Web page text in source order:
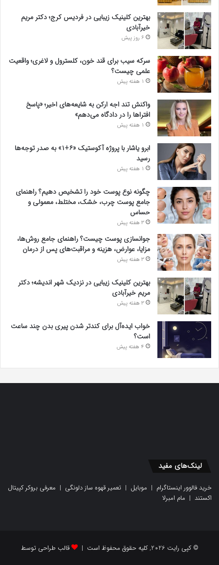
بهترین کلینیک زیبایی در فردیس کرج؛ دکتر مریم
خیرآبادی
6 روز پیش
سرکه سیب برای قند خون، کلسترول و لاغری؛ واقعیت
علمی چیست؟
1 هفته پیش
واکنش تند اجه ارکن به شایعه‌های اخیر؛ «پاسخ
افتراها را در دادگاه می‌دهم»
1 هفته پیش
ابرو یاشار با پروژه آکوستیک «۶+۱» به صدر توجه‌ها
رسید
1 هفته پیش
چگونه نوع پوست خود را تشخیص دهیم؟ راهنمای
جامع پوست چرب، خشک، مختلط، معمولی و
حساس
3 هفته پیش
جوانسازی پوست چیست؟ راهنمای جامع روش‌ها،
مزایا، عوارض، هزینه و مراقبت‌های پس از درمان
3 هفته پیش
بهترین کلینیک زیبایی در نزدیک شهر اندیشه؛ دکتر
مریم خیرآبادی
3 هفته پیش
خواب ایده‌آل برای کندتر شدن پیری بدن چند ساعت
است؟
4 هفته پیش
لینک‌های مفید
خرید فالوور اینستاگرام | موبایل | تعمیر قهوه ساز دلونگی | معرفی بروکر کپیتال
اکستند | مام امبرلا
© کپی رایت 2026, کلیه حقوق محفوظ است | قالب طراحی توسط